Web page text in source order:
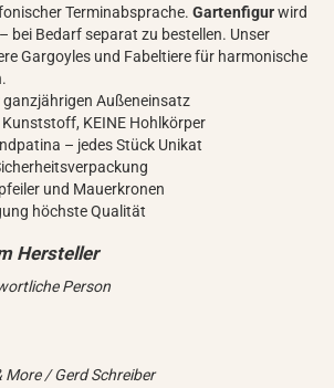
Terminabsprache. Gartenfigurwird
bei Bedarf separat zu bestellen. Unser
Gargoyles und Fabeltiere für harmonische
Außeneinsatz
KEINE Hohlkörper
– jedes Stück Unikat
und Mauerkronen
höchste Qualität
Person
/ Gerd Schreiber